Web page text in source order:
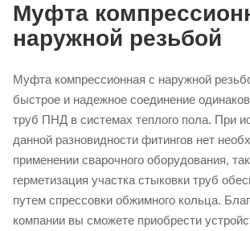
Муфта
наружной резьбой
Муфта компрессионная с наружной
быстрое и надежное соединение
труб ПНД в системах теплого пола. При
данной разновидности фитингов нет
применении сварочного оборудования,
герметизация участка стыковки труб
путем спрессовки обжимного кольца.
компании вы сможете приобрести